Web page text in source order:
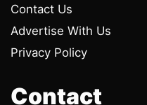
Contact Us
Advertise With Us
Privacy Policy
Contact